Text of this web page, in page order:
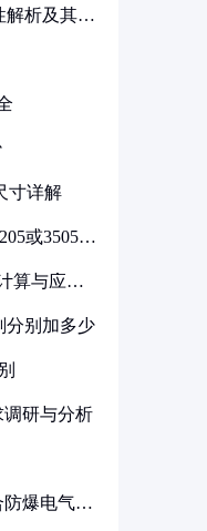
解析及其在
寸详解
或3505代
算与应用
分别加多少
研与分析
爆电气设